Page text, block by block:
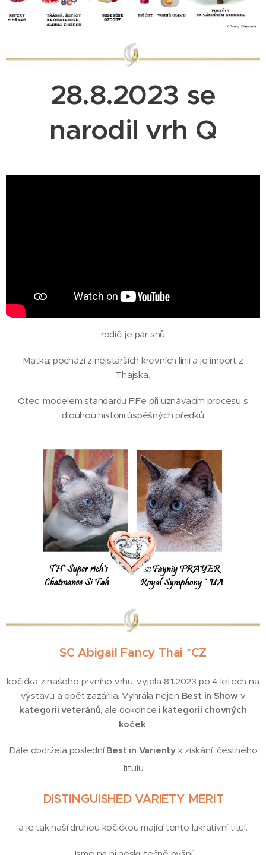
28.8.2023 se
narodil vrh Q
rodiči je pár snů
Matka: pochází z nejstarších krevních linií a je import z
Thajska.
Otec: modelem standardu FIFe při uznávacím procesu s
dlouhou historii úspěšných předků
SC Abigail Fancy Thai *CZ
kočička z našeho prvního vrhu, vyjela 8.1.2023 po 4 letech na
výstavu a opět zazářila. Vyhrála nejen Best in Showv
kategorii veteránů, ale dokonce i kategorii chovných
koček.
Dále obdržela posledníBest in Varienty k získání čestného
titulu
DISTINGUISHED VARIETY MERIT
a je tak naší druhou kočičkou mající tento lukrativní titul.